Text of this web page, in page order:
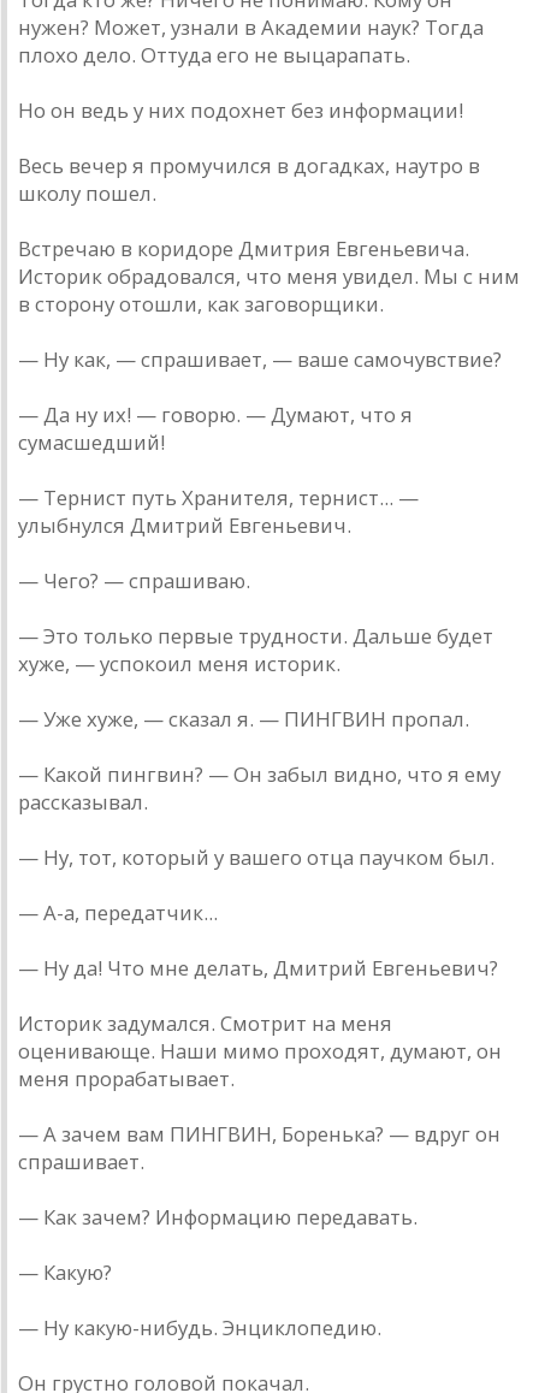
нужен? Может, узнали в Академии наук? Тогда
плохо дело. Оттуда его не выцарапать.
Но он ведь у них подохнет без информации!
Весь вечер я промучился в догадках, наутро в
школу пошел.
Встречаю в коридоре Дмитрия Евгеньевича.
Историк обрадовался, что меня увидел. Мы с ним
в сторону отошли, как заговорщики.
— Ну как, — спрашивает, — ваше самочувствие?
— Да ну их! — говорю. — Думают, что я
сумасшедший!
— Тернист путь Хранителя, тернист... —
улыбнулся Дмитрий Евгеньевич.
— Чего? — спрашиваю.
— Это только первые трудности. Дальше будет
хуже, — успокоил меня историк.
— Уже хуже, — сказал я. — ПИНГВИН пропал.
— Какой пингвин? — Он забыл видно, что я ему
рассказывал.
— Ну, тот, который у вашего отца паучком был.
— А-а, передатчик...
— Ну да! Что мне делать, Дмитрий Евгеньевич?
Историк задумался. Смотрит на меня
оценивающе. Наши мимо проходят, думают, он
меня прорабатывает.
— А зачем вам ПИНГВИН, Боренька? — вдруг он
спрашивает.
— Как зачем? Информацию передавать.
— Какую?
— Ну какую-нибудь. Энциклопедию.
Он грустно головой покачал.